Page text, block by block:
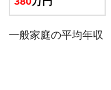
一般家庭の平均年収